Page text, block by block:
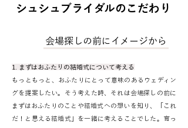
シュシュブライダルのこだわり
会場探しの前にイメージから
1. まずはおふたりの結婚式について考える
​もっともっと、おふたりにとって意味のあるウェディン
グを提案したい。そう考えた時、それは会場探しの前に
まずはおふたりのことや結婚式への想いを知り、「これ
だ！と思える結婚式」を一緒に考えることでした。育っ